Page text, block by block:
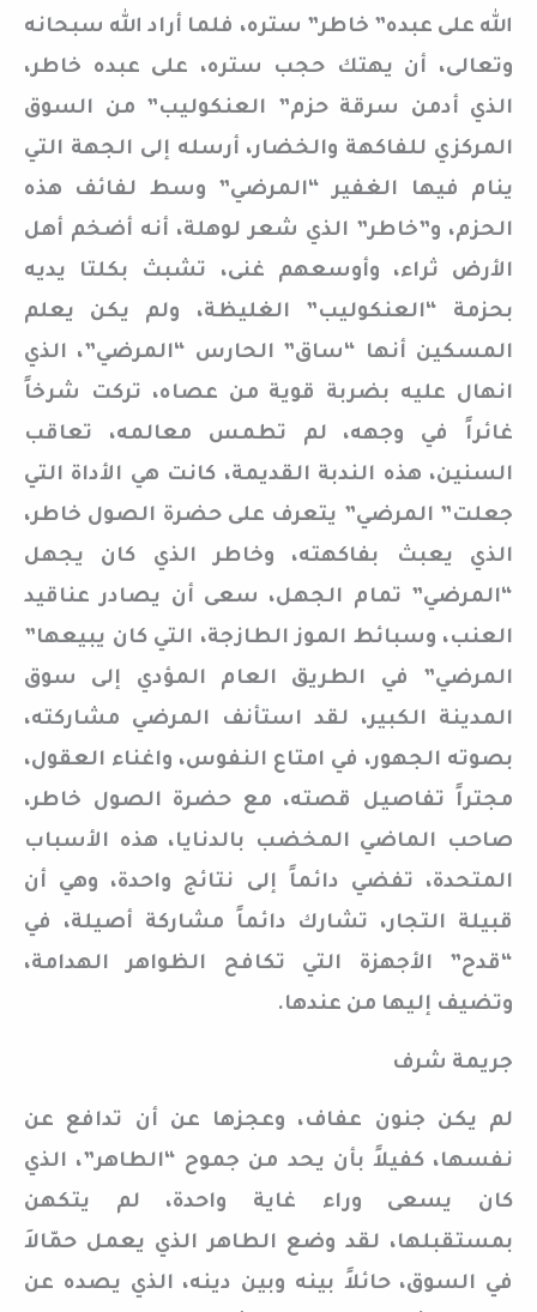
الله على عبده” خاطر” ستره، فلما أراد الله سبحانه
وتعالى، أن يهتك حجب ستره، على عبده خاطر،
الذي أدمن سرقة حزم” العنكوليب” من السوق
المركزي للفاكهة والخضار، أرسله إلى الجهة التي
ينام فيها الغفير “المرضي” وسط لفائف هذه
الحزم، و”خاطر” الذي شعر لوهلة، أنه أضخم أهل
الأرض ثراء، وأوسعهم غنى، تشبث بكلتا يديه
بحزمة “العنكوليب” الغليظة، ولم يكن يعلم
المسكين أنها “ساق” الحارس “المرضي”، الذي
انهال عليه بضربة قوية من عصاه، تركت شرخاً
غائراً في وجهه، لم تطمس معالمه، تعاقب
السنين، هذه الندبة القديمة، كانت هي الأداة التي
جعلت” المرضي” يتعرف على حضرة الصول خاطر،
الذي يعبث بفاكهته، وخاطر الذي كان يجهل
“المرضي” تمام الجهل، سعى أن يصادر عناقيد
العنب، وسبائط الموز الطازجة، التي كان يبيعها”
المرضي” في الطريق العام المؤدي إلى سوق
المدينة الكبير، لقد استأنف المرضي مشاركته،
بصوته الجهور، في امتاع النفوس، واغناء العقول،
مجتراً تفاصيل قصته، مع حضرة الصول خاطر،
صاحب الماضي المخضب بالدنايا، هذه الأسباب
المتحدة، تفضي دائماً إلى نتائج واحدة، وهي أن
قبيلة التجار، تشارك دائماً مشاركة أصيلة، في
“قدح” الأجهزة التي تكافح الظواهر الهدامة،
وتضيف إليها من عندها.
جريمة شرف
لم يكن جنون عفاف، وعجزها عن أن تدافع عن
نفسها، كفيلاً بأن يحد من جموح “الطاهر”، الذي
كان يسعى وراء غاية واحدة، لم يتكهن
بمستقبلها، لقد وضع الطاهر الذي يعمل حمّالاَ
في السوق، حائلاً بينه وبين دينه، الذي يصده عن